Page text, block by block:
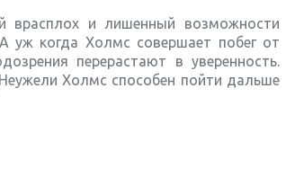
врасплох и лишенный возможности
уж когда Холмс совершает побег от
перерастают в уверенность.
Холмс способен пойти дальше